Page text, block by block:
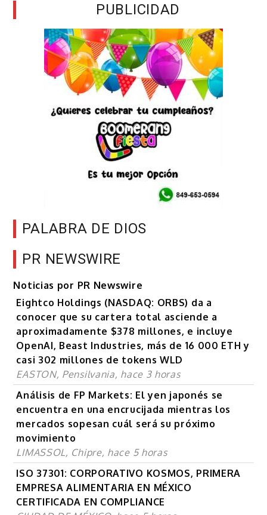
PUBLICIDAD
PALABRA DE DIOS
PR NEWSWIRE
Noticias por PR Newswire
Eightco Holdings (NASDAQ: ORBS) da a
conocer que su cartera total asciende a
aproximadamente $378 millones, e incluye
OpenAI, Beast Industries, más de 16 000 ETH y
casi 302 millones de tokens WLD
EASTON, Pensilvania, hace 3 horas
Análisis de FP Markets: El yen japonés se
encuentra en una encrucijada mientras los
mercados sopesan cuál será su próximo
movimiento
LIMASSOL, Chipre, hace 5 horas
ISO 37301: CORPORATIVO KOSMOS, PRIMERA
EMPRESA ALIMENTARIA EN MÉXICO
CERTIFICADA EN COMPLIANCE